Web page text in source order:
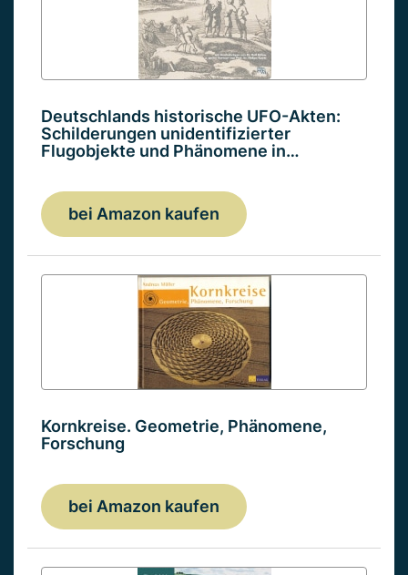
Deutschlands historische UFO-Akten:
Schilderungen unidentifizierter
Flugobjekte und Phänomene in…
bei Amazon kaufen
Kornkreise. Geometrie, Phänomene,
Forschung
bei Amazon kaufen